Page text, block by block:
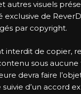
autres visuels
exclusive de
par copyright.
interdit de copier,
sous aucune
devra faire
d’un accord